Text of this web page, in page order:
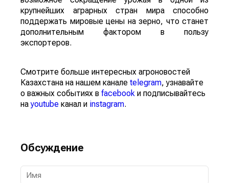
крупнейших аграрных стран мира способно
поддержать мировые цены на зерно, что станет
дополнительным фактором в пользу
экспортеров.
Смотрите больше интересных агроновостей
Казахстана на нашем канале telegram, узнавайте
о важных событиях в facebook и подписывайтесь
наyoutube канал и instagram.
Обсуждение